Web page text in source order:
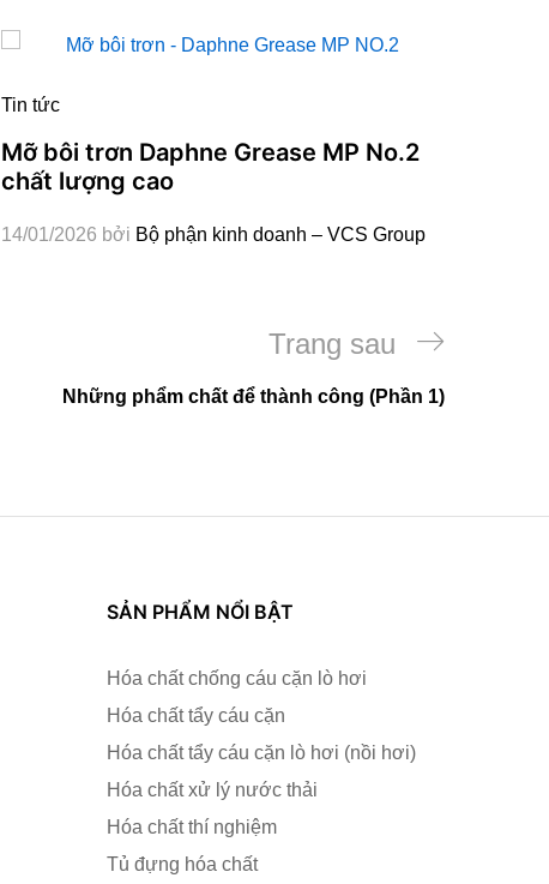
Tin tức
Mỡ bôi trơn Daphne Grease MP No.2
chất lượng cao
14/01/2026 bởi Bộ phận kinh doanh – VCS Group
Bài
tiếp
Trang sau
Những phẩm chất để thành công (Phần 1)
SẢN PHẨM NỔI BẬT
Hóa chất chống cáu cặn lò hơi
Hóa chất tẩy cáu cặn
Hóa chất tẩy cáu cặn lò hơi (nồi hơi)
Hóa chất xử lý nước thải
Hóa chất thí nghiệm
Tủ đựng hóa chất